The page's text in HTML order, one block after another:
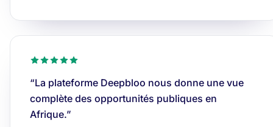
“La plateforme Deepbloo nous donne une vue
complète des opportunités publiques en
Afrique.”